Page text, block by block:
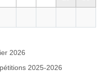
2026
2025-2026